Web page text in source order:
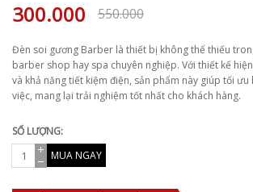
550.000
300.000
Đèn soi gương Barber là thiết bị không thể thiếu
barber shop hay spa chuyên nghiệp. Với thiết kế
và khả năng tiết kiệm điện, sản phẩm này giúp tối
việc, mang lại trải nghiệm tốt nhất cho khách hàng.
SỐ LƯỢNG:
MUA NGAY